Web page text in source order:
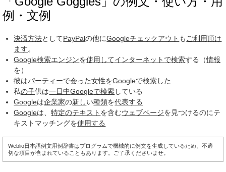
例・文例
決済方法としてPayPalの他にGoogleチェックアウト も ご利用頂け
ます。
Google検索エンジンを使用してインターネット で検索する（情報
を）
彼はパーティーで会った女性をGoogleで検索した
私の子供は一日中Googleで検索している
Googleは企業家の新しい種類を代表する
Googleは、特定のテキスト を含むウェブページを見つけるのにテ
キストマッチングを使用する
Weblio日本語例文用例辞書はプログラムで機械的に例文を生成しているため、不適
切な項目が含まれていることもあります。ご了承くださいませ。